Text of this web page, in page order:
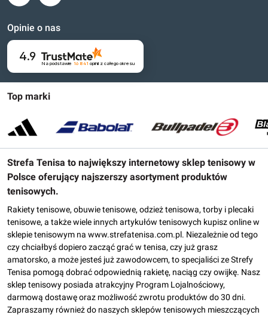
Top marki
Strefa Tenisa to największy internetowy sklep tenisowy w
Polsce oferujący najszerszy asortyment produktów
tenisowych.
Rakiety tenisowe, obuwie tenisowe, odzież tenisowa, torby i plecaki
tenisowe, a także wiele innych artykułów tenisowych kupisz online w
sklepie tenisowym na www.strefatenisa.com.pl. Niezależnie od tego
czy chciałbyś dopiero zacząć grać w tenisa, czy już grasz
amatorsko, a może jesteś już zawodowcem, to specjaliści ze Strefy
Tenisa pomogą dobrać odpowiednią rakietę, naciąg czy owijkę. Nasz
sklep tenisowy posiada atrakcyjny Program Lojalnościowy,
darmową dostawę oraz możliwość zwrotu produktów do 30 dni.
Zapraszamy również do naszych sklepów tenisowych mieszczących
Opinie o nas
4.9
Na podstawie 16 841 opinii z całego okresu